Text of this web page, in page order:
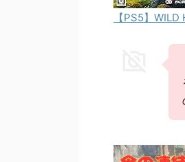
【PS5】WILD